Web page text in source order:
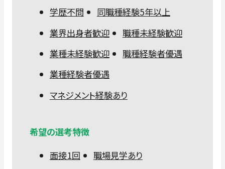
学歴不問
同職種経験5年以上
業界出身者歓迎
職種未経験歓迎
業種未経験歓迎
職種経験者優遇
業種経験者優遇
マネジメント経験あり
希望の選考特徴
面接1回
職場見学あり